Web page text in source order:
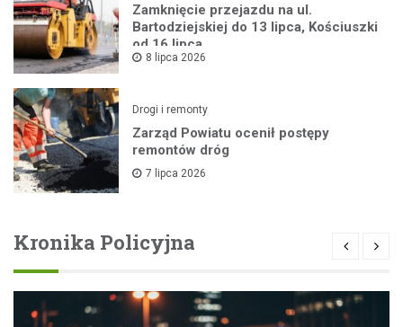
Zamknięcie przejazdu na ul.
Bartodziejskiej do 13 lipca, Kościuszki
od 16 lipca
8 lipca 2026
Drogi i remonty
Zarząd Powiatu ocenił postępy
remontów dróg
7 lipca 2026
Kronika Policyjna